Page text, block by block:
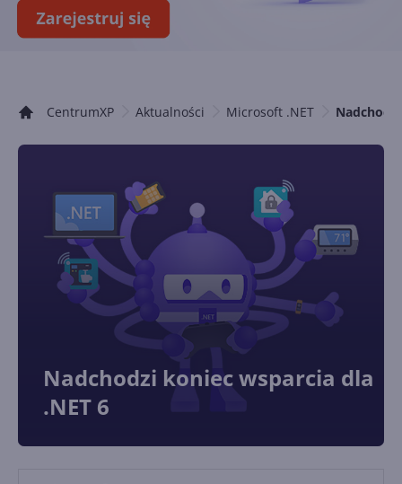
CentrumXP Aktualności Microsoft .NET
Nadchodzi koniec wsparcia dla
.NET 6